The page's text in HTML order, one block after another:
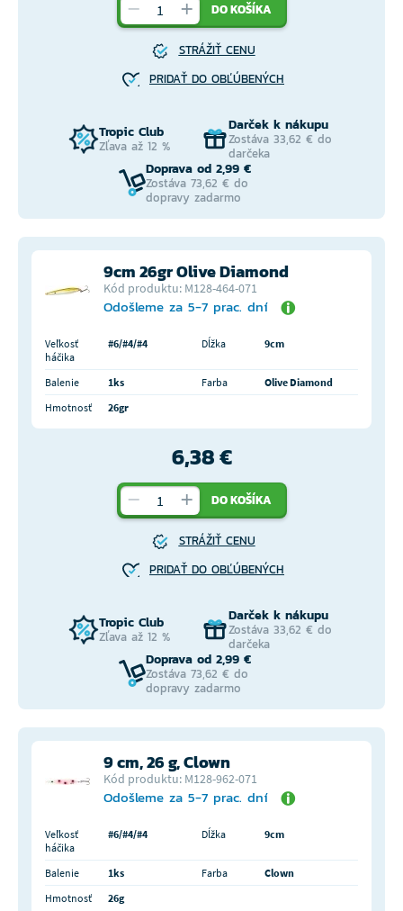
DO KOŠÍKA
STRÁŽIŤ CENU
PRIDAŤ DO OBĽÚBENÝCH
Tropic Club
Zľava až 12 %
Darček k nákupu
Zostáva 33,62 € do
darčeka
Doprava od 2,99 €
Zostáva 73,62 € do
dopravy zadarmo
9cm 26gr Olive Diamond
Kód produktu: M128-464-071
Odošleme za 5-7 prac. dní
Veľkosť
háčika
#6/#4/#4 Dĺžka 9cm
Balenie 1ks Farba
Olive Diamond
Hmotnosť
26gr
6,38 €
DO KOŠÍKA
STRÁŽIŤ CENU
PRIDAŤ DO OBĽÚBENÝCH
Tropic Club
Zľava až 12 %
Darček k nákupu
Zostáva 33,62 € do
darčeka
Doprava od 2,99 €
Zostáva 73,62 € do
dopravy zadarmo
9 cm, 26 g, Clown
Kód produktu: M128-962-071
Odošleme za 5-7 prac. dní
Veľkosť
háčika
#6/#4/#4 Dĺžka 9cm
Balenie 1ks Farba
Clown
Hmotnosť
26g